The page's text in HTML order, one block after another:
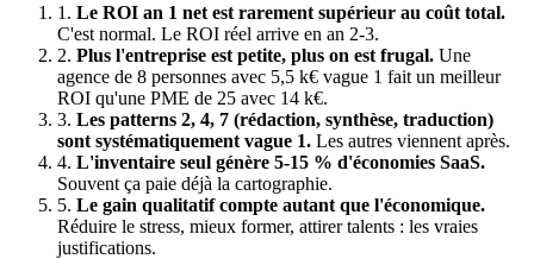
1. Le ROI an 1 net est rarement supérieur au coût total.
C'est normal. Le ROI réel arrive en an 2-3.
2. Plus l'entreprise est petite, plus on est frugal. Une
agence de 8 personnes avec 5,5 k€ vague 1 fait un meilleur
ROI qu'une PME de 25 avec 14 k€.
3. Les patterns 2, 4, 7 (rédaction, synthèse, traduction)
sont systématiquement vague 1. Les autres viennent après.
4. L'inventaire seul génère 5-15 % d'économies SaaS.
Souvent ça paie déjà la cartographie.
5. Le gain qualitatif compte autant que l'économique.
Réduire le stress, mieux former, attirer talents : les vraies
justifications.